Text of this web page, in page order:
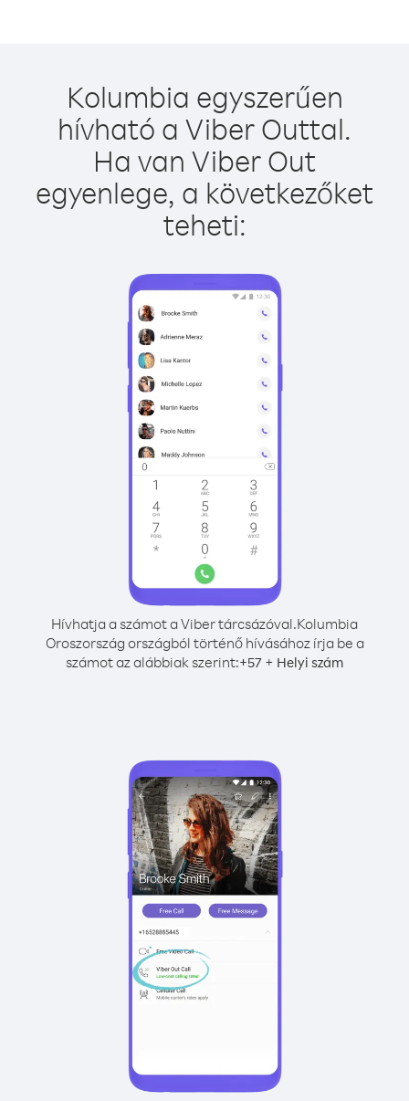
Kolumbia egyszerűen
hívható a Viber Outtal.
Ha van Viber Out
egyenlege, a következőket
teheti:
Hívhatja a számot a Viber tárcsázóval.Kolumbia
Oroszország országból történő hívásához írja be a
számot az alábbiak szerint:+57 + Helyi szám